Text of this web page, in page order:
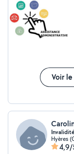
démarches
tout moment.
Voir
Invalidité
Hyères
4,9/